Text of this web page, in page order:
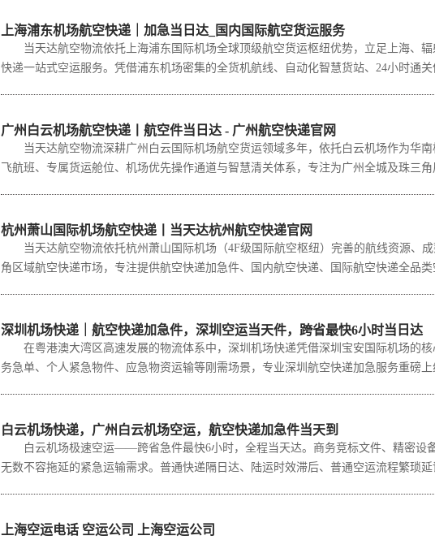
上海浦东机场航空快递｜加急当日达_国内国际航空货运服务
当天达航空物流依托上海浦东国际机场全球顶级航空货运枢纽优势，立足上海、辐
快递一站式空运服务。凭借浦东机场密集的全货机航线、自动化智慧货站、24小时通
广州白云机场航空快递丨航空件当日达 - 广州航空快递官网
当天达航空物流深耕广州白云国际机场航空货运领域多年，依托白云机场作为华南
飞航班、专属货运舱位、机场优先操作通道与智慧清关体系，专注为广州全城及珠三
杭州萧山国际机场航空快递丨当天达杭州航空快递官网
当天达航空物流依托杭州萧山国际机场（4F级国际航空枢纽）完善的航线资源、
角区域航空快递市场，专注提供航空快递加急件、国内航空快递、国际航空快递全品
深圳机场快递｜航空快递加急件，深圳空运当天件，跨省最快6小时当日达
在粤港澳大湾区高速发展的物流体系中，深圳机场快递凭借深圳宝安国际机场的核
务急单、个人紧急物件、应急物资运输等刚需场景，专业深圳航空快递加急服务重磅
白云机场快递，广州白云机场空运，航空快递加急件当天到
白云机场极速空运——跨省急件最快6小时，全程当天达。商务竞标文件、精密设
无数不容拖延的紧急运输需求。普通快递隔日达、陆运时效滞后、普通空运流程繁琐
上海空运电话 空运公司 上海空运公司